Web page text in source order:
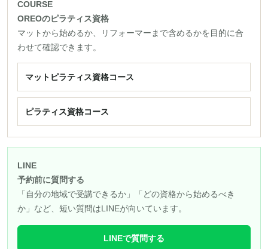
COURSE
OREOのピラティス資格
マットから始めるか、リフォーマーまで含めるかを目的に合
わせて確認できます。
マットピラティス資格コース
ピラティス資格コース
LINE
予約前に質問する
「自分の地域で受講できるか」「どの資格から始めるべき
か」など、短い質問はLINEが向いています。
LINEで質問する